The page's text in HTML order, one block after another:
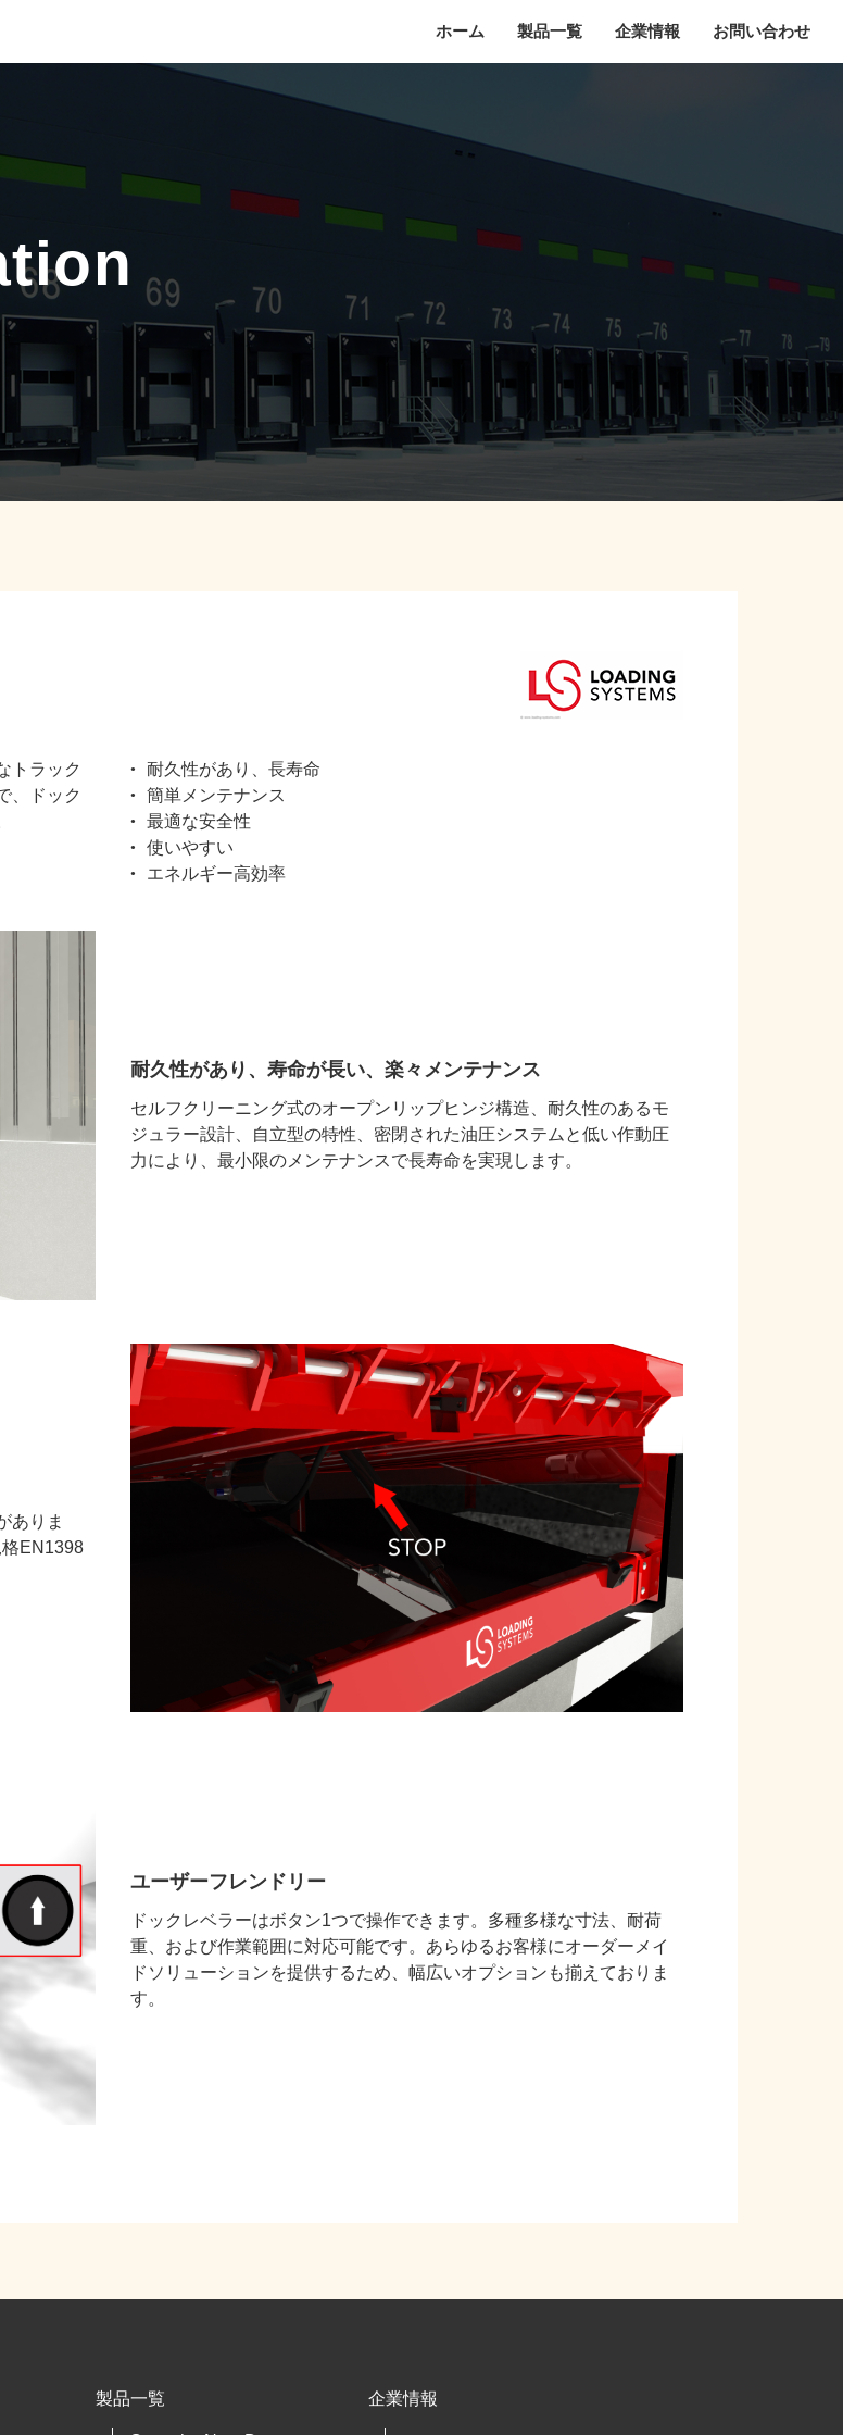
ホーム 製品一覧 企業情報 お問い合わせ
トラック
、ドック
耐久性があり、長寿命
簡単メンテナンス
最適な安全性
使いやすい
エネルギー高効率
耐久性があり、寿命が長い、楽々メンテナンス
セルフクリーニング式のオープンリップヒンジ構造、耐久性のあるモ
ジュラー設計、自立型の特性、密閉された油圧システムと低い作動圧
力により、最小限のメンテナンスで長寿命を実現します。
ありま
EN1398
ユーザーフレンドリー
ドックレベラーはボタン1つで操作できます。多種多様な寸法、耐荷
重、および作業範囲に対応可能です。あらゆるお客様にオーダーメイ
ドソリューションを提供するため、幅広いオプションも揃えておりま
す。
製品一覧 企業情報